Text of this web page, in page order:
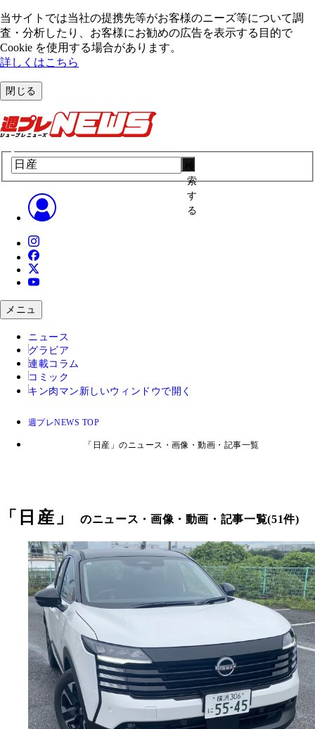
当サイトでは当社の提携先等がお客様のニーズ等について調
査・分析したり、お客様にお勧めの広告を表⽰する⽬的で
Cookie を使⽤する場合があります。
詳しくはこちら
閉じる
索
す
る
メニュ
ニュース
グラビア
連載コラム
コミック
キン肉マン 新しいウィンドウで開く
週プレNEWS TOP
「日産」のニュース・画像・動画・記事一覧
「 日産 」のニュース・画像・動画・記事一覧(51件)